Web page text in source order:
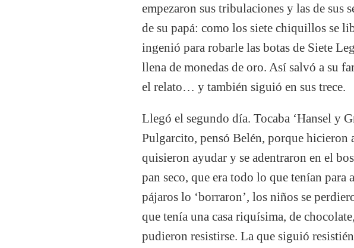
empezaron sus tribulaciones y las de sus
de su papá: como los siete chiquillos se
ingenió para robarle las botas de Siete
llena de monedas de oro. Así salvó a su
el relato… y también siguió en sus trece.
Llegó el segundo día. Tocaba ‘Hansel y
Pulgarcito, pensó Belén, porque
quisieron ayudar y se adentraron en el
pan seco, que era todo lo que tenían para
pájaros lo ‘borraron’, los niños se
que tenía una casa riquísima, de
pudieron resistirse. La que siguió